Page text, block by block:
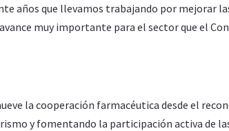
años que llevamos trabajando por mejorar
muy importante para el sector que el
la cooperación farmacéutica desde el
y fomentando la participación activa de